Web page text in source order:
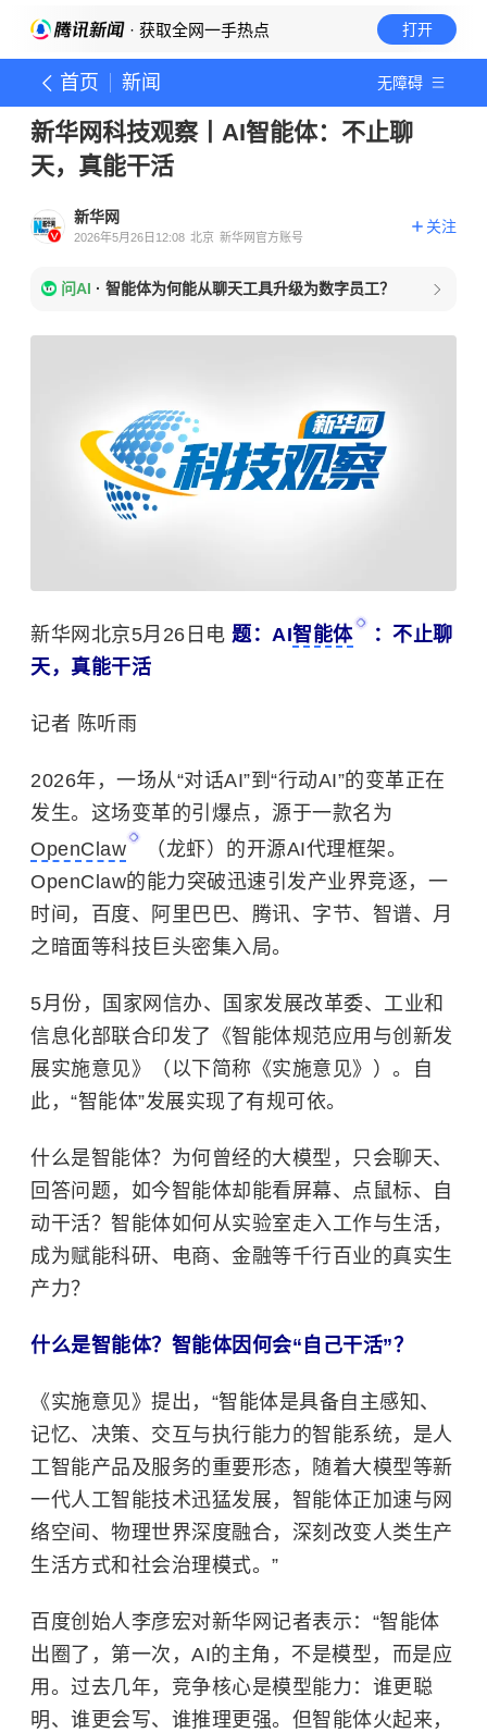
· 获取全网一手热点 打开
首页 新闻 无障碍
新华网科技观察丨AI智能体：不止聊
天，真能干活
新华网
2026年5月26日12:08 北京 新华网官方账号
关注
问AI · 智能体为何能从聊天工具升级为数字员工？
新华网北京5月26日电 题：AI智能体
：不止聊
天，真能干活
记者 陈听雨
2026年，一场从“对话AI”到“行动AI”的变革正在
发生。这场变革的引爆点，源于一款名为
OpenClaw
（龙虾）的开源AI代理框架。
OpenClaw的能力突破迅速引发产业界竞逐，一
时间，百度、阿里巴巴、腾讯、字节、智谱、月
之暗面等科技巨头密集入局。
5月份，国家网信办、国家发展改革委、工业和
信息化部联合印发了《智能体规范应用与创新发
展实施意见》（以下简称《实施意见》）。自
此，“智能体”发展实现了有规可依。
什么是智能体？为何曾经的大模型，只会聊天、
回答问题，如今智能体却能看屏幕、点鼠标、自
动干活？智能体如何从实验室走入工作与生活，
成为赋能科研、电商、金融等千行百业的真实生
产力？
什么是智能体？智能体因何会“自己干活”？
《实施意见》提出，“智能体是具备自主感知、
记忆、决策、交互与执行能力的智能系统，是人
工智能产品及服务的重要形态，随着大模型等新
一代人工智能技术迅猛发展，智能体正加速与网
络空间、物理世界深度融合，深刻改变人类生产
生活方式和社会治理模式。”
百度创始人李彦宏对新华网记者表示：“智能体
出圈了，第一次，AI的主角，不是模型，而是应
用。过去几年，竞争核心是模型能力：谁更聪
明、谁更会写、谁推理更强。但智能体火起来，